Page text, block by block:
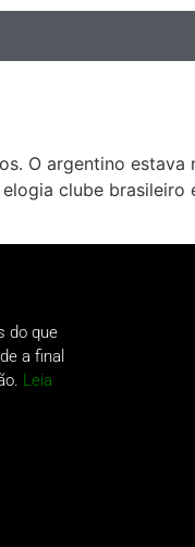
O argentino
clube
do que
a final
Leia